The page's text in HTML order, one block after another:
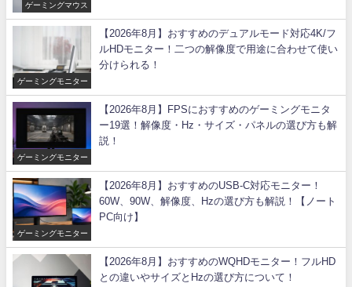
ゲーミングマウス
ゲーミングモニター
【2026年8月】おすすめのデュアルモード対応4K/フ
ルHDモニター！二つの解像度で用途に合わせて使い
分けられる！
ゲーミングモニター
【2026年8月】FPSにおすすめのゲーミングモニタ
ー19選！解像度・Hz・サイズ・パネルの選び方も解
説！
ゲーミングモニター
【2026年8月】おすすめのUSB-C対応モニター！
60W、90W、解像度、Hzの選び方も解説！【ノート
PC向け】
【2026年8月】おすすめのWQHDモニター！フルHD
との違いやサイズとHzの選び方について！